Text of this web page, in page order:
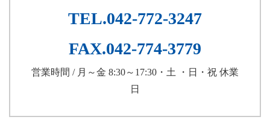
TEL.042-772-3247
FAX.042-774-3779
営業時間 / 月～金 8:30～17:30・土 ・日・祝 休業
日